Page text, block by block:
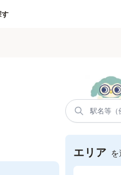
す
エリア